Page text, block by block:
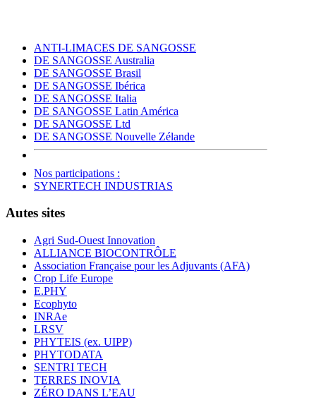
ANTI-LIMACES DE SANGOSSE
DE SANGOSSE Australia
DE SANGOSSE Brasil
DE SANGOSSE Ibérica
DE SANGOSSE Italia
DE SANGOSSE Latin América
DE SANGOSSE Ltd
DE SANGOSSE Nouvelle Zélande
Nos participations :
SYNERTECH INDUSTRIAS
Autes sites
Agri Sud-Ouest Innovation
ALLIANCE BIOCONTRÔLE
Association Française pour les Adjuvants (AFA)
Crop Life Europe
E.PHY
Ecophyto
INRAe
LRSV
PHYTEIS (ex. UIPP)
PHYTODATA
SENTRI TECH
TERRES INOVIA
ZÉRO DANS L’EAU